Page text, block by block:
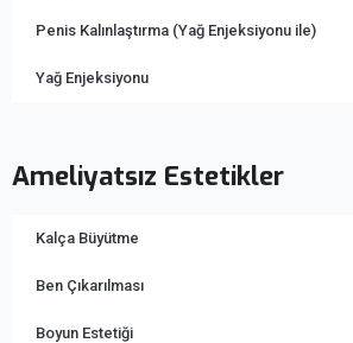
Penis Kalınlaştırma (Yağ Enjeksiyonu ile)
Yağ Enjeksiyonu
Ameliyatsız Estetikler
Kalça Büyütme
Ben Çıkarılması
Boyun Estetiği